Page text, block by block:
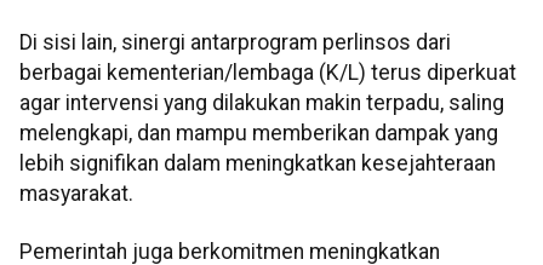
Di sisi lain, sinergi antarprogram perlinsos dari
berbagai kementerian/lembaga (K/L) terus diperkuat
agar intervensi yang dilakukan makin terpadu, saling
melengkapi, dan mampu memberikan dampak yang
lebih signifikan dalam meningkatkan kesejahteraan
masyarakat.
Pemerintah juga berkomitmen meningkatkan